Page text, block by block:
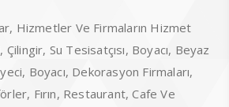
Hizmetler Ve Firmaların Hizmet
Su Tesisatçısı, Boyacı, Beyaz
Boyacı, Dekorasyon Firmaları,
Fırın, Restaurant, Cafe Ve